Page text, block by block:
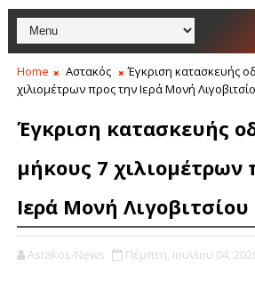
Home Αστακός
Έγκριση κατασκευής
χιλιομέτρων προς την Ιερά Μονή
Έγκριση κατασκευής
μήκους 7 χιλιομέτρων
Ιερά Μονή Λιγοβιτσίου
Astakos-News Πέμπτη, Ιουνίου 04,